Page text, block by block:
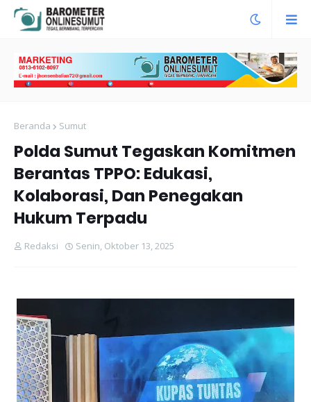
Beranda Sumut
Polda Sumut Tegaskan Komitmen
Berantas TPPO: Edukasi,
Kolaborasi, Dan Penegakan
Hukum Terpadu
Redaksi Senin, Oktober 13, 2025